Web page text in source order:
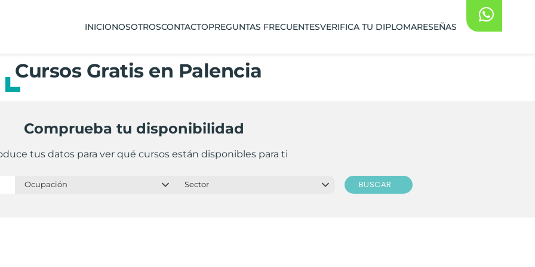
INICIONOSOTROSCONTACTOPREGUNTAS FRECUENTESVERIFICA TU DIPLOMARESEÑAS
Cursos Gratis en Palencia
Comprueba tu disponibilidad
tus datos para ver qué cursos están disponibles para ti
BUSCAR